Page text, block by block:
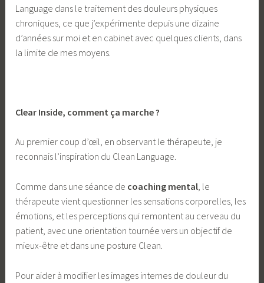
Language dans le traitement des douleurs physiques
chroniques, ce que j’expérimente depuis une dizaine
d’années sur moi et en cabinet avec quelques clients, dans
la limite de mes moyens.
Clear Inside, comment ça marche ?
Au premier coup d’œil, en observant le thérapeute, je
reconnais l’inspiration du Clean Language.
Comme dans une séance de coaching mental, le
thérapeute vient questionner les sensations corporelles, les
émotions, et les perceptions qui remontent au cerveau du
patient, avec une orientation tournée vers un objectif de
mieux-être et dans une posture Clean.
Pour aider à modifier les images internes de douleur du